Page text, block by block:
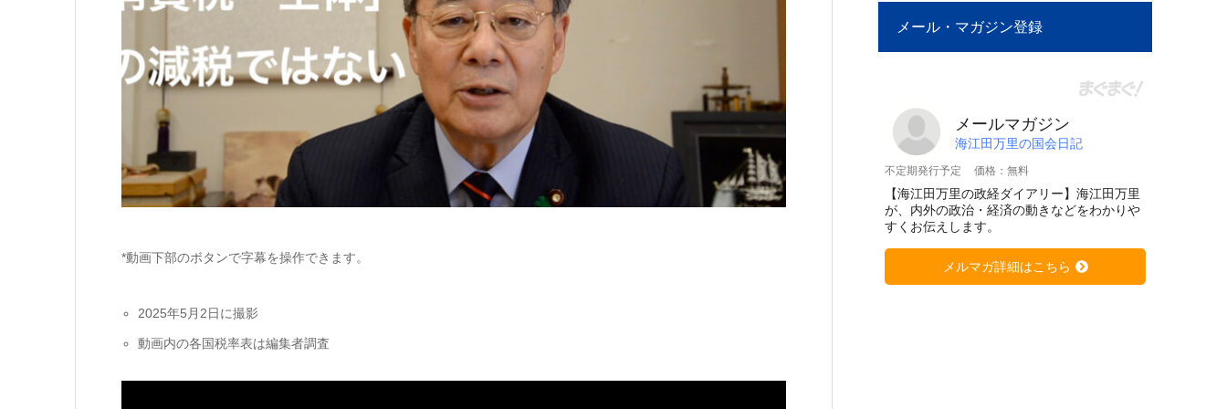
*動画下部のボタンで字幕を操作できます。
2025年5月2日に撮影
動画内の各国税率表は編集者調査
メール・マガジン登録
メールマガジン
海江田万里の国会日記
不定期発行予定 価格：無料
【海江田万里の政経ダイアリー】海江田万里
が、内外の政治・経済の動きなどをわかりや
すくお伝えします。
メルマガ詳細はこちら